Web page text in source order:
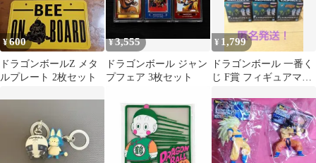
¥600
ドラゴンボールZ メタ
ルプレート 2枚セット
¥3,555
ドラゴンボール ジャン
プフェア 3枚セット
¥ 1,799
ドラゴンボール 一番く
じ F賞 フィギュアマグ